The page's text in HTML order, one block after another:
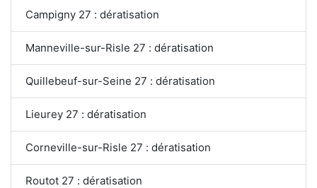
Campigny 27 : dératisation
Manneville-sur-Risle 27 : dératisation
Quillebeuf-sur-Seine 27 : dératisation
Lieurey 27 : dératisation
Corneville-sur-Risle 27 : dératisation
Routot 27 : dératisation